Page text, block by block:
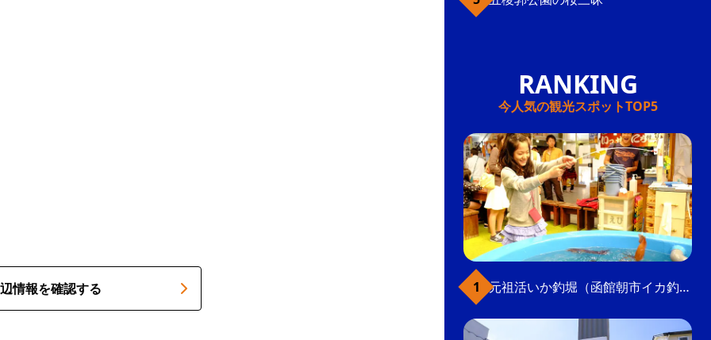
情報を確認する
今人気の観光スポットTOP5
元祖活いか釣堀（函館朝市イカ釣り体験）